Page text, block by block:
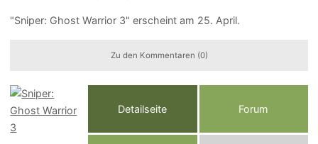
"Sniper: Ghost Warrior 3" erscheint am 25. April.
Zu den Kommentaren (0)
Detailseite Forum